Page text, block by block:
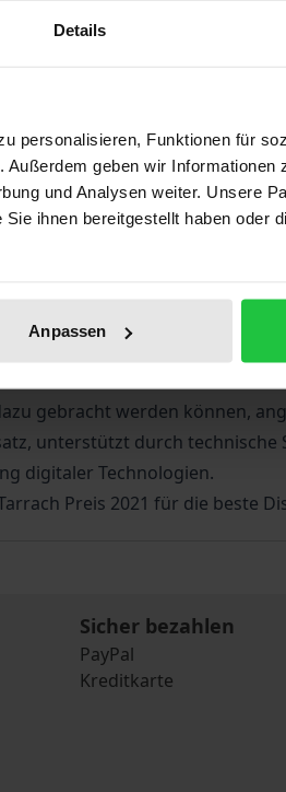
Details
personalisieren, Funktionen für
geben wir Informationen
und Analysen weiter. Unsere
ihnen bereitgestellt haben oder
Anpassen
sieben
– die zeigen, dass der
setzen globale
Rechte des Einzelnen und
gebracht werden können,
unterstützt durch
digitaler Technologien.
Preis 2021 für die beste
Sicher bezahlen
PayPal
Kreditkarte